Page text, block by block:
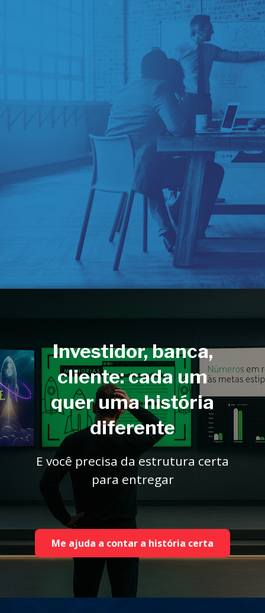
15mil
pessoas
impactadas
+700
análises de negócios realizadas
400
startups aceleradas
+250
projetos de intraempreendedorismo
Investidor, banca,
cliente: cada um
quer uma história
diferente
E você precisa da estrutura certa
para entregar
Me ajuda a contar a história certa